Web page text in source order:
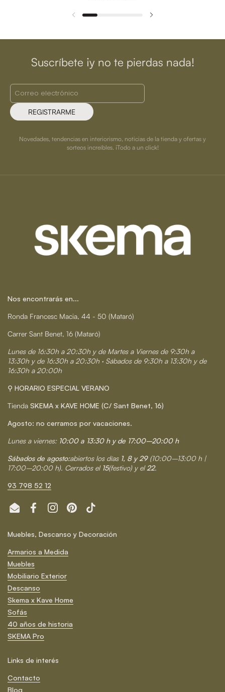
Suscríbete ¡y no te pierdas nada!
REGISTRARME
Novedades, tendencias en interiorismo, noticias de la tienda y ofertas y
sorteos increíbles. ¡Todo a un click!
Nos encontrarás en...
Ronda Francesc Macia, 44 - 50 (Mataró)
Carrer Sant Benet, 16 (Mataró)
Lunes de 16:30h a 20:30h y de Martes a Viernes de 9:30h a
13:30h y de 16:30h a 20:30h · Sábados de 9:30h a 13:30h y de
16:30h a 20:00h
⚲ HORARIO ESPECIAL VERANO
Tienda SKEMA x KAVE HOME (C/ Sant Benet, 16)
Agosto: no cerramos por vacaciones.
Lunes a viernes: 10:00 a 13:30 h y de 17:00–20:00 h
Sábados de agosto:abiertos los días 1, 8 y 29 (10:00–13:00 h |
17:00–20:00 h). Cerrados el 15(festivo) y el22.
93 798 52 12
Email FacebookInstagramPinterestTikTok
Muebles, Descanso y Decoración
Armarios a Medida
Muebles
Mobiliario Exterior
Descanso
Skema x Kave Home
Sofás
40 años de historia
SKEMA Pro
Links de interés
Contacto
Blog